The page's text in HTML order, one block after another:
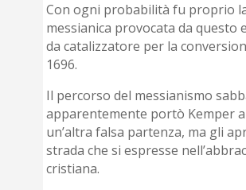
Con ogni probabilità fu proprio
messianica provocata da questo
da catalizzatore per la
1696.
Il percorso del messianismo
apparentemente portò Kemper
un’altra falsa partenza, ma gli
strada che si espresse
cristiana.